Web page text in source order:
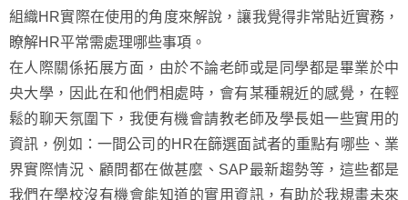
組織HR實際在使用的角度來解說，讓我覺得非常貼近實務，
瞭解HR平常需處理哪些事項。
在人際關係拓展方面，由於不論老師或是同學都是畢業於中
央大學，因此在和他們相處時，會有某種親近的感覺，在輕
鬆的聊天氛圍下，我便有機會請教老師及學長姐一些實用的
資訊，例如：一間公司的HR在篩選面試者的重點有哪些、業
界實際情況、顧問都在做甚麼、SAP最新趨勢等，這些都是
我們在學校沒有機會能知道的實用資訊，有助於我規畫未來